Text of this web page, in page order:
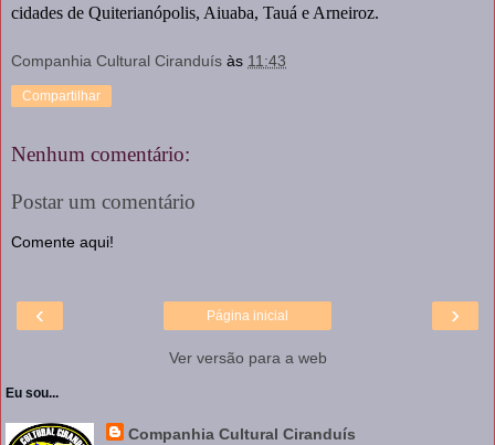
cidades de Quiterianópolis, Aiuaba, Tauá e Arneiroz.
Companhia Cultural Ciranduís às 11:43
Compartilhar
Nenhum comentário:
Postar um comentário
Comente aqui!
‹ ›
Página inicial
Ver versão para a web
Eu sou...
Companhia Cultural Ciranduís